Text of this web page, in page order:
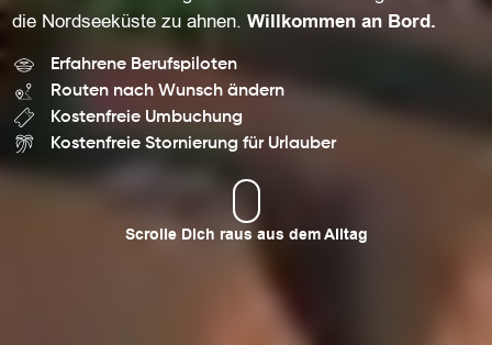
die Nordseeküste zu ahnen.Willkommen an Bord.
Erfahrene Berufspiloten
Routen nach Wunsch ändern
Kostenfreie Umbuchung
Kostenfreie Stornierung für Urlauber
Scrolle Dich raus aus dem Alltag